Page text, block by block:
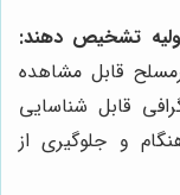
تشخیص دهند:
قابل مشاهده
قابل شناسایی
و جلوگیری از